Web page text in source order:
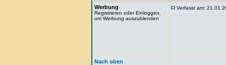
Werbung
Registrieren oder Einloggen,
um Werbung auszublenden
Verfasst am:
Nach oben